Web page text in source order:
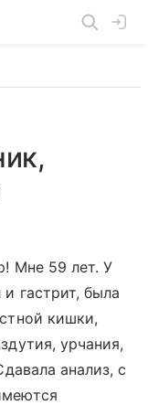
Мне 59 лет. У
гастрит, была
кишки,
урчания,
анализ, с